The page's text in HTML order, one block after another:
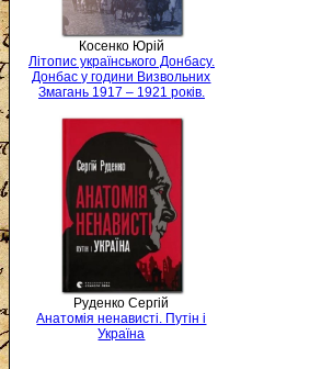
Косенко Юрій
Літопис українського Донбасу.
Донбас у години Визвольних
Змагань 1917 – 1921 років.
Руденко Сергій
Анатомія ненависті. Путін і
Україна